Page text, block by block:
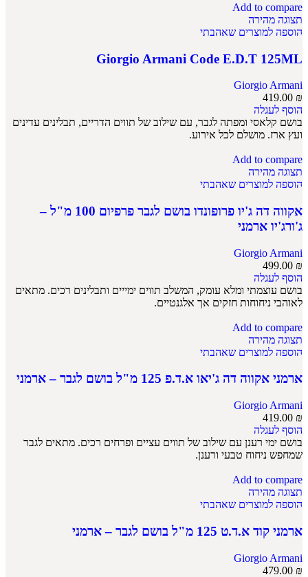
Add to compare
תצוגה מהירה
הוספה למוצרים שאהבתי
Giorgio Armani Code E.D.T 125ML
Giorgio Armani
419.00 ₪
הוסף לעגלה
בושם קלאסי ומפתה לגבר, עם שילוב של תווים הדריים, תבלינים עדינים
ועץ ארז. מושלם לכל אירוע.
Add to compare
תצוגה מהירה
הוספה למוצרים שאהבתי
אקווה דה ג'יו פרופונדו בושם לגבר פרפיום 100 מ"ל –
ג'ורג'יו ארמני
Giorgio Armani
499.00 ₪
הוסף לעגלה
בושם עוצמתי ומלא עומק, המשלב תווים ימייים ותבלינים רכים. מתאים
לאוהבי ניחוחות חזקים אך אלגנטיים.
Add to compare
תצוגה מהירה
הוספה למוצרים שאהבתי
ארמני אקווה דה ג'יאו א.ד.פ 125 מ"ל בושם לגבר – ארמני
Giorgio Armani
419.00 ₪
הוסף לעגלה
בושם ימי רענן עם שילוב של תווים עציים ופרחים רכים. מתאים לגבר
שמחפש ניחוח טבעי ורענן.
Add to compare
תצוגה מהירה
הוספה למוצרים שאהבתי
ארמני קוד א.ד.ט 125 מ"ל בושם לגבר – ארמני
Giorgio Armani
479.00 ₪